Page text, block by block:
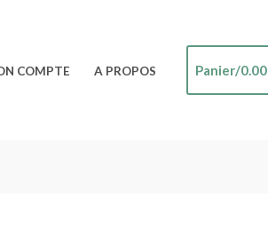
COMPTE A PROPOS Panier/0.00